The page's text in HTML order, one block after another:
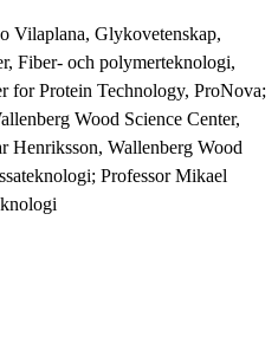
Vilaplana, Glykovetenskap,
Fiber- och polymerteknologi,
for Protein Technology, ProNova;
Wood Science Center,
Henriksson, Wallenberg Wood
Professor Mikael